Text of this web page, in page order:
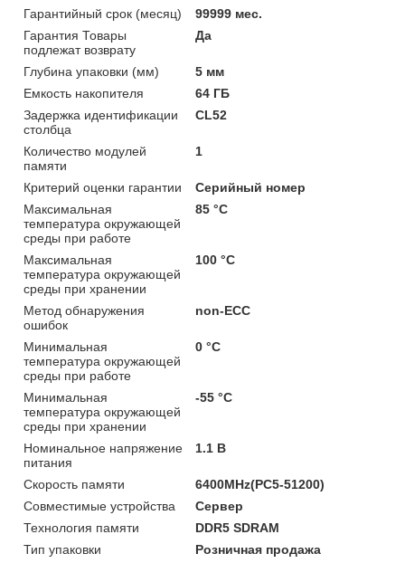
Гарантийный срок (месяц)
99999 мес.
Гарантия Товары
подлежат возврату
Да
Глубина упаковки (мм)
5 мм
Емкость накопителя
64 ГБ
Задержка идентификации
столбца
CL52
Количество модулей
памяти
1
Критерий оценки гарантии
Серийный номер
Максимальная
температура окружающей
среды при работе
85 °C
Максимальная
температура окружающей
среды при хранении
100 °C
Метод обнаружения
ошибок
non-ECC
Минимальная
температура окружающей
среды при работе
0 °C
Минимальная
температура окружающей
среды при хранении
-55 °C
Номинальное напряжение
питания
1.1 В
Скорость памяти
6400MHz(PC5-51200)
Совместимые устройства
Сервер
Технология памяти
DDR5 SDRAM
Тип упаковки
Розничная продажа